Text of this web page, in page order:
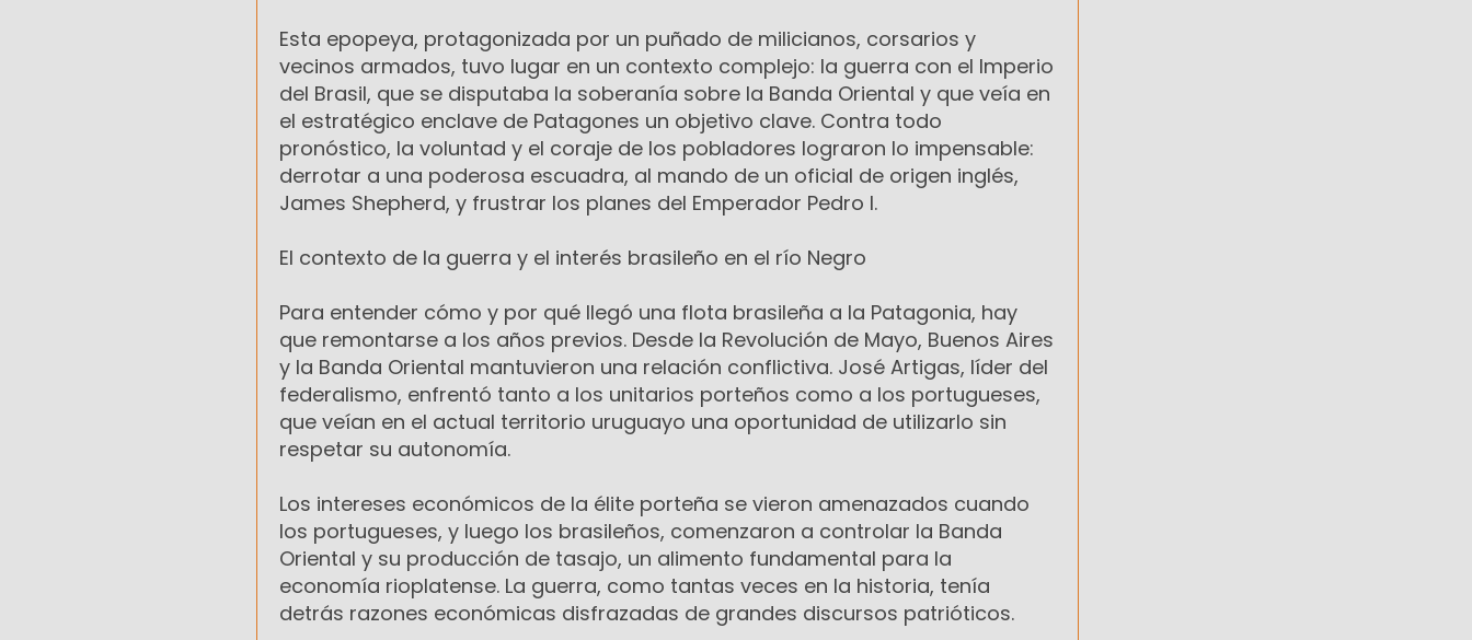
Esta epopeya, protagonizada por un puñado de milicianos, corsarios y
vecinos armados, tuvo lugar en un contexto complejo: la guerra con el Imperio
del Brasil, que se disputaba la soberanía sobre la Banda Oriental y que veía en
el estratégico enclave de Patagones un objetivo clave. Contra todo
pronóstico, la voluntad y el coraje de los pobladores lograron lo impensable:
derrotar a una poderosa escuadra, al mando de un oficial de origen inglés,
James Shepherd, y frustrar los planes del Emperador Pedro I.
El contexto de la guerra y el interés brasileño en el río Negro
Para entender cómo y por qué llegó una flota brasileña a la Patagonia, hay
que remontarse a los años previos. Desde la Revolución de Mayo, Buenos Aires
y la Banda Oriental mantuvieron una relación conflictiva. José Artigas, líder del
federalismo, enfrentó tanto a los unitarios porteños como a los portugueses,
que veían en el actual territorio uruguayo una oportunidad de utilizarlo sin
respetar su autonomía.
Los intereses económicos de la élite porteña se vieron amenazados cuando
los portugueses, y luego los brasileños, comenzaron a controlar la Banda
Oriental y su producción de tasajo, un alimento fundamental para la
economía rioplatense. La guerra, como tantas veces en la historia, tenía
detrás razones económicas disfrazadas de grandes discursos patrióticos.